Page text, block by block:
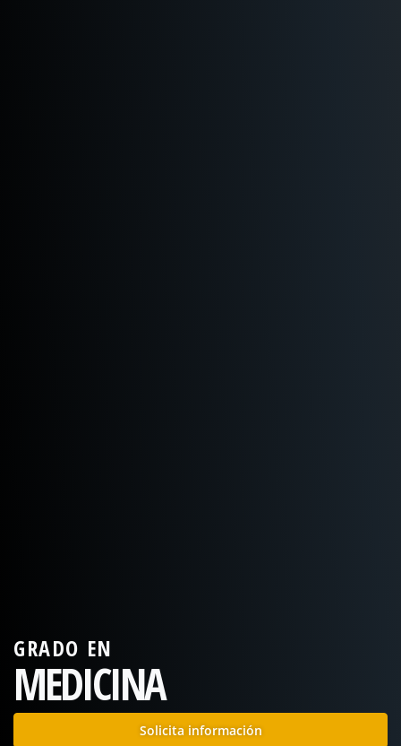
GRADO EN
MEDICINA
Solicita información